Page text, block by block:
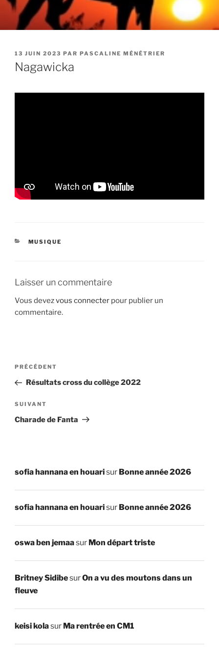
PUBLIÉ
LE
13 JUIN 2023 PAR PASCALINE MÉNÉTRIER
Nagawicka
CATÉGORIES
MUSIQUE
Laisser un commentaire
Vous devezvous connecter pour publier un
commentaire.
Navigation
l’article
Article
précédent
PRÉCÉDENT
Résultats cross du collège 2022
Article
suivant
SUIVANT
Charade de Fanta
sofia hannana en houarisur Bonne année 2026
sofia hannana en houarisur Bonne année 2026
oswa ben jemaasur Mon départ triste
Britney SidibesurOn a vu des moutons dans un
fleuve
keisi kolasur Ma rentrée en CM1